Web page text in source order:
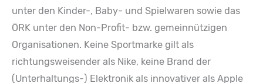
unter den Kinder-, Baby- und Spielwaren sowie das
ÖRK unter den Non-Profit- bzw. gemeinnützigen
Organisationen. Keine Sportmarke gilt als
richtungsweisender als Nike, keine Brand der
(Unterhaltungs-) Elektronik als innovativer als Apple